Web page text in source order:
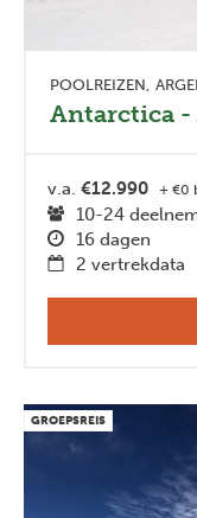
POOLREIZEN
Antarctica
v.a. €12.990 + €0
10-24
16 dagen
2 vertrekdata
GROEPSREIS